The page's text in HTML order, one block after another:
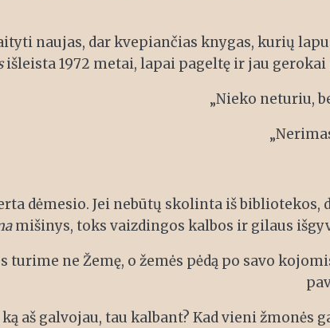
naujas, dar kvepiančias knygas, kurių
išleista 1972 metai, lapai pageltę ir jau
„Nieko neturiu,
dėmesio. Jei nebūtų skolinta iš
mišinys, toks vaizdingos kalbos ir gilaus
turime ne Žemę, o žemės pėdą po savo
ką aš galvojau, tau kalbant? Kad vieni